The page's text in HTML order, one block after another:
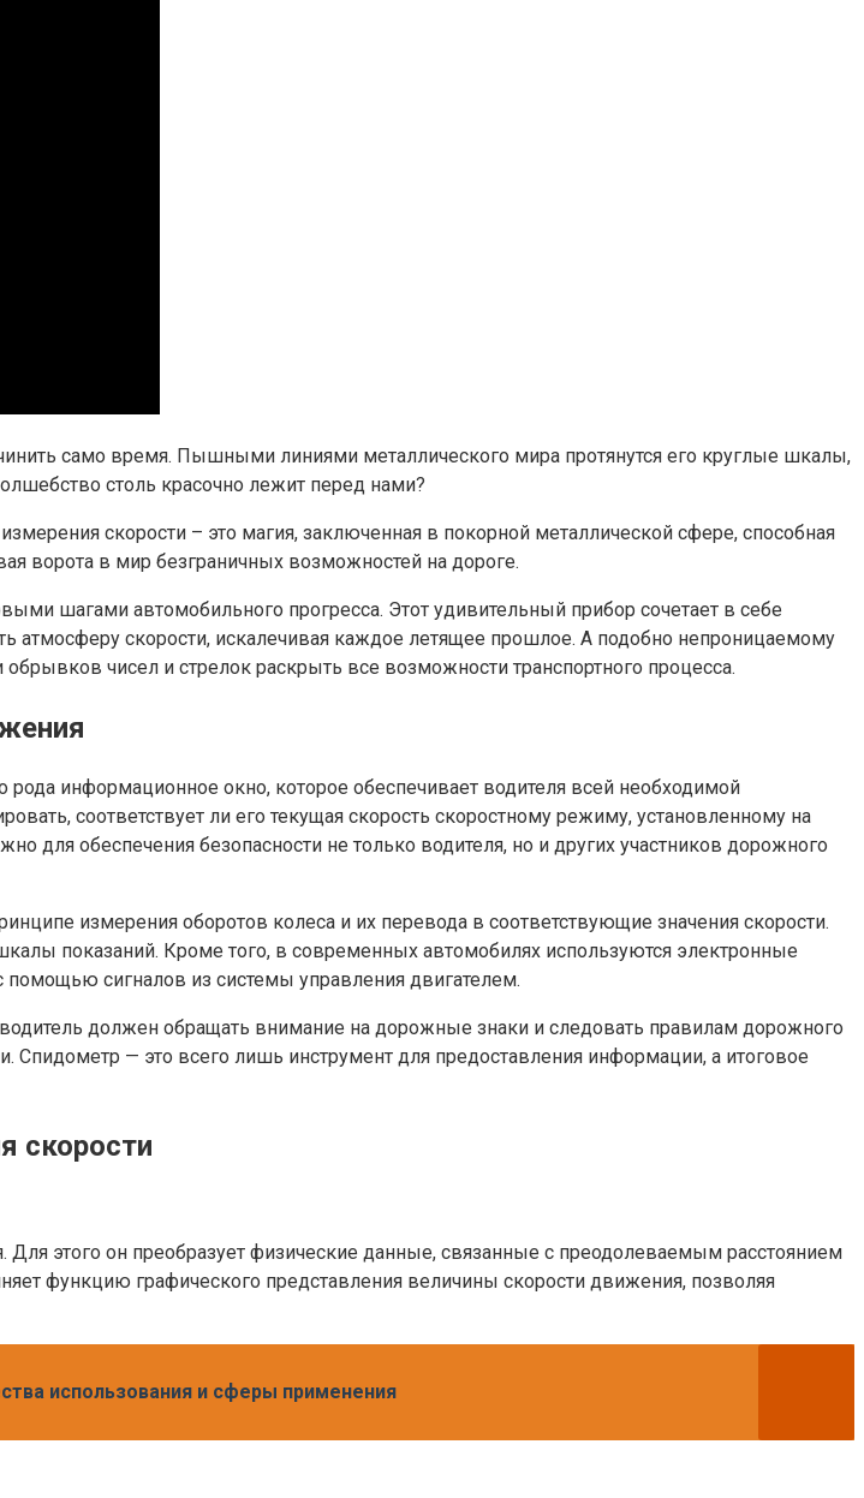
само время. Пышными линиями металлического мира протянутся его круглые шкалы,
столь красочно лежит перед нами?
скорости – это магия, заключенная в покорной металлической сфере, способная
ворота в мир безграничных возможностей на дороге.
шагами автомобильного прогресса. Этот удивительный прибор сочетает в себе
скорости, искалечивая каждое летящее прошлое. А подобно непроницаемому
чисел и стрелок раскрыть все возможности транспортного процесса.
информационное окно, которое обеспечивает водителя всей необходимой
соответствует ли его текущая скорость скоростному режиму, установленному на
для обеспечения безопасности не только водителя, но и других участников дорожного
измерения оборотов колеса и их перевода в соответствующие значения скорости.
показаний. Кроме того, в современных автомобилях используются электронные
сигналов из системы управления двигателем.
должен обращать внимание на дорожные знаки и следовать правилам дорожного
Спидометр — это всего лишь инструмент для предоставления информации, а итоговое
скорости
этого он преобразует физические данные, связанные с преодолеваемым расстоянием
функцию графического представления величины скорости движения, позволяя
использования и сферы применения